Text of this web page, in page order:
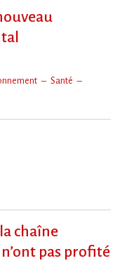
– Santé –
chaîne
pas profité